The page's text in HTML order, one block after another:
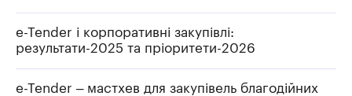
e-Tender і корпоративні закупівлі:
результати-2025 та пріоритети-2026
e-Tender – мастхев для закупівель благодійних